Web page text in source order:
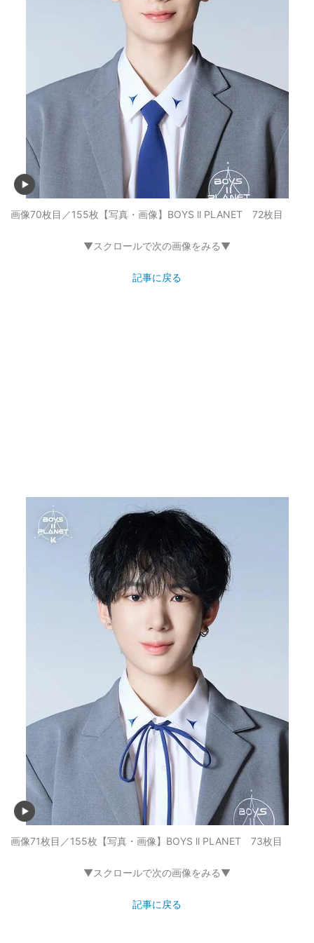
画像70枚目／155枚 【写真・画像】BOYS ll PLANET 72枚目
▼スクロールで次の画像をみる▼
記事に戻る
画像71枚目／155枚 【写真・画像】BOYS ll PLANET 73枚目
▼スクロールで次の画像をみる▼
記事に戻る